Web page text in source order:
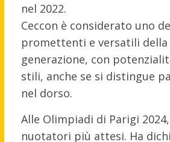
nel 2022.
Ceccon è considerato uno
promettenti e versatili della
generazione, con
stili, anche se si distingue
nel dorso.
Alle Olimpiadi di Parigi
nuotatori più attesi. Ha